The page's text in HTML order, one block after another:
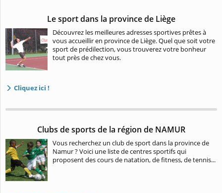
Le sport dans la province de Liège
Découvrez les meilleures adresses sportives prêtes à
vous accueillir en province de Liège. Quel que soit votre
sport de prédilection, vous trouverez votre bonheur
tout près de chez vous.
Cliquez ici !
Clubs de sports de la région de NAMUR
Vous recherchez un club de sport dans la province de
Namur ? Voici une liste de centres sportifs qui
proposent des cours de natation, de fitness, de tennis...